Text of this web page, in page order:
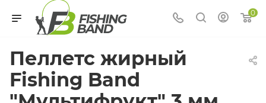
0
Пеллетс жирный
Fishing Band